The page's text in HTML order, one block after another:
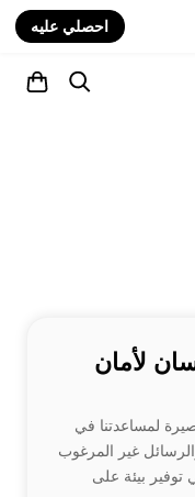
احصلي عليه
لأمان
لمساعدتنا في
غير المرغوب
توفير بيئة على